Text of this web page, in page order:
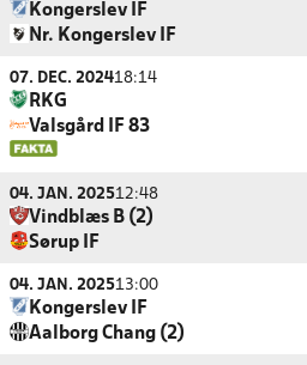
Kongerslev IF
Nr. Kongerslev IF
07. DEC. 202418:14
RKG
Valsgård IF 83
04. JAN. 202512:48
Vindblæs B (2)
Sørup IF
04. JAN. 202513:00
Kongerslev IF
Aalborg Chang (2)